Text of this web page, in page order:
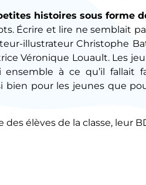
histoires sous forme
Écrire et lire ne semblait
illustrateur Christophe
Véronique Louault. Les
à ce qu’il fallait
bien pour les jeunes que
des élèves de la classe, leur